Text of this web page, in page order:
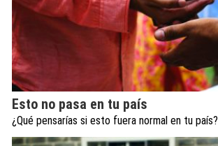
Esto no pasa en tu país
¿Qué pensarías si esto fuera normal en tu país?